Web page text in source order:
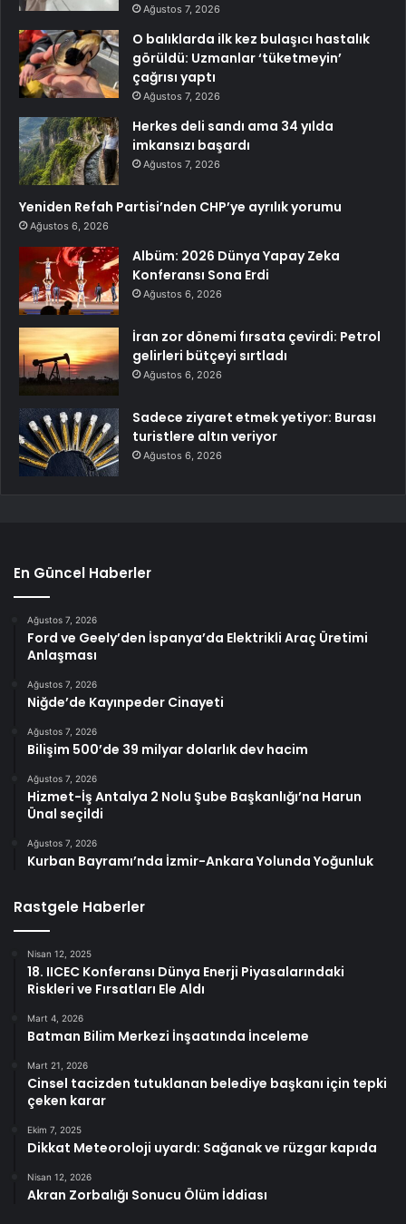
Ağustos 7, 2026
O balıklarda ilk kez bulaşıcı hastalık
görüldü: Uzmanlar ‘tüketmeyin’
çağrısı yaptı
Ağustos 7, 2026
Herkes deli sandı ama 34 yılda
imkansızı başardı
Ağustos 7, 2026
Yeniden Refah Partisi’nden CHP’ye ayrılık yorumu
Ağustos 6, 2026
Albüm: 2026 Dünya Yapay Zeka
Konferansı Sona Erdi
Ağustos 6, 2026
İran zor dönemi fırsata çevirdi: Petrol
gelirleri bütçeyi sırtladı
Ağustos 6, 2026
Sadece ziyaret etmek yetiyor: Burası
turistlere altın veriyor
Ağustos 6, 2026
En Güncel Haberler
Ağustos 7, 2026
Ford ve Geely’den İspanya’da Elektrikli Araç Üretimi
Anlaşması
Ağustos 7, 2026
Niğde’de Kayınpeder Cinayeti
Ağustos 7, 2026
Bilişim 500’de 39 milyar dolarlık dev hacim
Ağustos 7, 2026
Hizmet-İş Antalya 2 Nolu Şube Başkanlığı’na Harun
Ünal seçildi
Ağustos 7, 2026
Kurban Bayramı’nda İzmir-Ankara Yolunda Yoğunluk
Rastgele Haberler
Nisan 12, 2025
18. IICEC Konferansı Dünya Enerji Piyasalarındaki
Riskleri ve Fırsatları Ele Aldı
Mart 4, 2026
Batman Bilim Merkezi İnşaatında İnceleme
Mart 21, 2026
Cinsel tacizden tutuklanan belediye başkanı için tepki
çeken karar
Ekim 7, 2025
Dikkat Meteoroloji uyardı: Sağanak ve rüzgar kapıda
Nisan 12, 2026
Akran Zorbalığı Sonucu Ölüm İddiası